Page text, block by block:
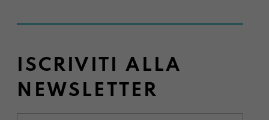
ISCRIVITI ALLA
NEWSLETTER